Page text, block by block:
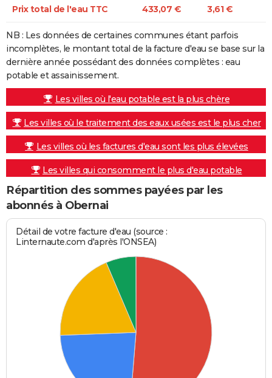
Prix total de l'eau TTC 433,07 € 3,61 €
NB : Les données de certaines communes étant parfois
incomplètes, le montant total de la facture d'eau se base sur la
dernière année possédant des données complètes : eau
potable et assainissement.
Les villes où l'eau potable est la plus chère
Les villes où le traitement des eaux usées est le plus cher
Les villes où les factures d'eau sont les plus élevées
Les villes qui consomment le plus d'eau potable
Répartition des sommes payées par les
abonnés à Obernai
Détail de votre facture d'eau (source :
Linternaute.com d'après l'ONSEA)